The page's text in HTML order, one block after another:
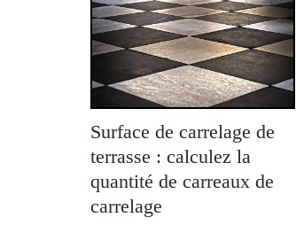
Surface de carrelage de
terrasse : calculez la
quantité de carreaux de
carrelage